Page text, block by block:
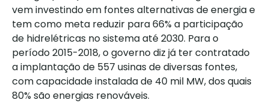
vem investindo em fontes alternativas de energia e
tem como meta reduzir para 66% a participação
de hidrelétricas no sistema até 2030. Para o
período 2015-2018, o governo diz já ter contratado
a implantação de 557 usinas de diversas fontes,
com capacidade instalada de 40 mil MW, dos quais
80% são energias renováveis.